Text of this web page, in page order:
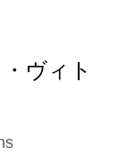
ヴィト